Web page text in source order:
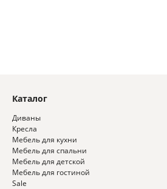
Каталог
Диваны
Кресла
Мебель для кухни
Мебель для спальни
Мебель для детской
Мебель для гостиной
Sale